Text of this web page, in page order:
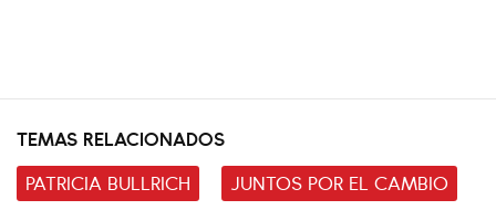
TEMAS RELACIONADOS
PATRICIA BULLRICH
JUNTOS POR EL CAMBIO